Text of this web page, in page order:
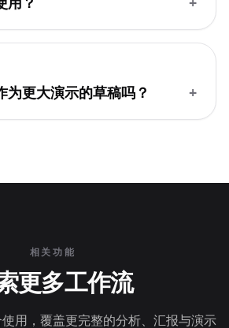
为更大演示的草稿吗？ +
相关功能
更多工作流
用，覆盖更完整的分析、汇报与演示